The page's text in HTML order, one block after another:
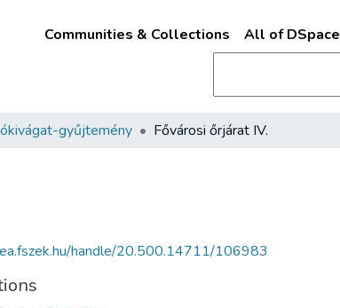
Communities & Collections All of DSpace
gyűjtemény Fővárosi őrjárat IV.
handle/20.500.14711/106983